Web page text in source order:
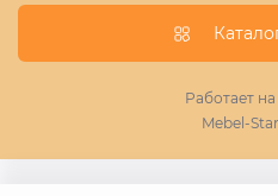
Кухни
Условия поставки
Фотопечать для шкафа
Пескоструй
Работает на
Mebel-